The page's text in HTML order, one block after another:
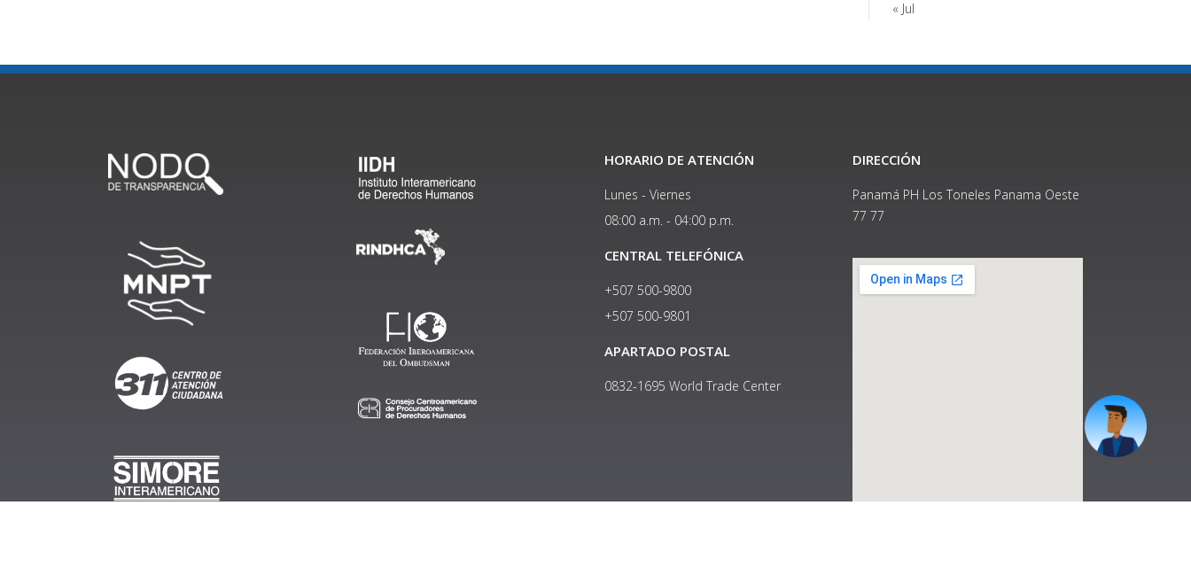
« Jul
HORARIO DE ATENCIÓN
Lunes - Viernes
08:00 a.m. - 04:00 p.m.
CENTRAL TELEFÓNICA
+507 500-9800
+507 500-9801​
APARTADO POSTAL
0832-1695 World Trade Center
DIRECCIÓN
Panamá PH Los Toneles Panama Oeste
77 77